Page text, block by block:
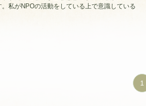
私がNPOの活動をしている上で意識している
1